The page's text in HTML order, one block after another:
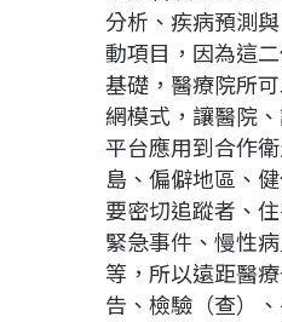
分析、疾病預測
動項目，因為這
基礎，醫療院所
網模式，讓醫院
平台應用到合作
島、偏僻地區、
要密切追蹤者、
緊急事件、慢性
等，所以遠距醫
告、檢驗（查）